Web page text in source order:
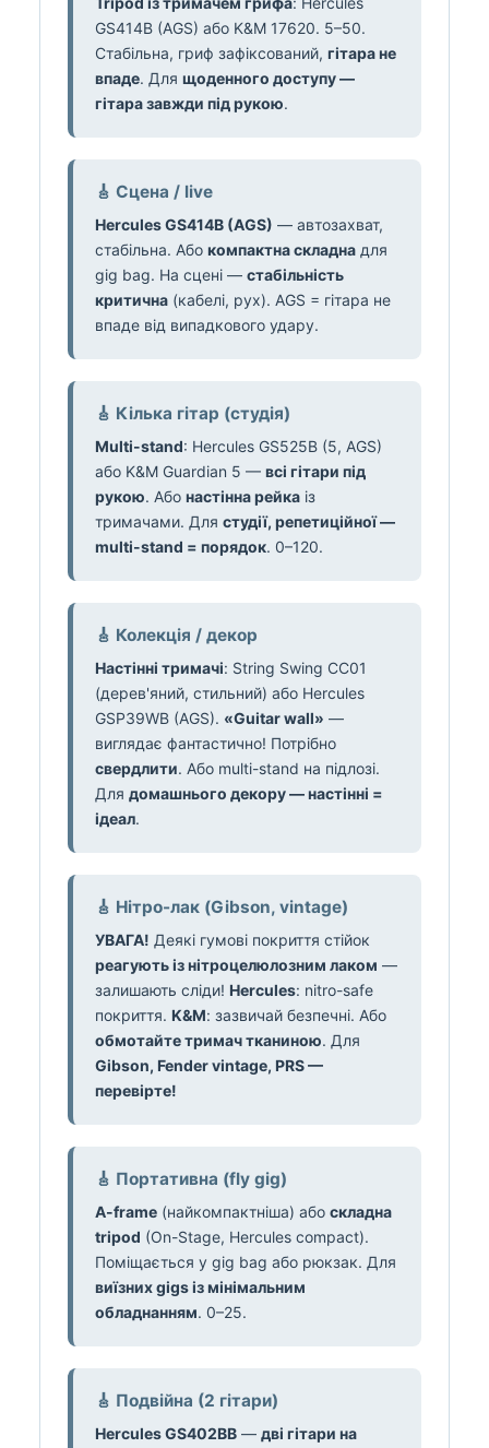
GS414B (AGS) або K&M 17620. 5–50.
Стабільна, гриф зафіксований, гітара не
впаде. Для щоденного доступу —
гітара завжди під рукою.
🎸 Сцена / live
Hercules GS414B (AGS) — автозахват,
стабільна. Або компактна складна для
gig bag. На сцені — стабільність
критична (кабелі, рух). AGS = гітара не
впаде від випадкового удару.
🎸 Кілька гітар (студія)
Multi-stand: Hercules GS525B (5, AGS)
або K&M Guardian 5 — всі гітари під
рукою. Або настінна рейка із
тримачами. Для студії, репетиційної —
multi-stand = порядок. 0–120.
🎸 Колекція / декор
Настінні тримачі: String Swing CC01
(дерев'яний, стильний) або Hercules
GSP39WB (AGS). «Guitar wall» —
виглядає фантастично! Потрібно
свердлити. Або multi-stand на підлозі.
Для домашнього декору — настінні =
ідеал.
🎸 Нітро-лак (Gibson, vintage)
УВАГА! Деякі гумові покриття стійок
реагують із нітроцелюлозним лаком —
залишають сліди! Hercules: nitro-safe
покриття. K&M: зазвичай безпечні. Або
обмотайте тримач тканиною. Для
Gibson, Fender vintage, PRS —
перевірте!
🎸 Портативна (fly gig)
A-frame (найкомпактніша) або складна
tripod (On-Stage, Hercules compact).
Поміщається у gig bag або рюкзак. Для
виїзних gigs із мінімальним
обладнанням. 0–25.
🎸 Подвійна (2 гітари)
Hercules GS402BB — дві гітари на